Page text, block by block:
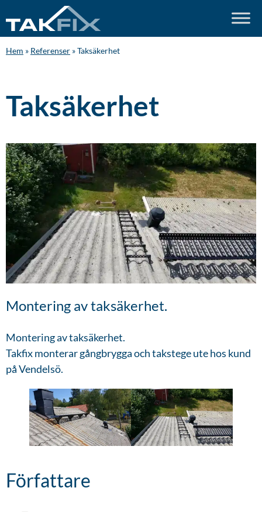
Hem » Referenser »Taksäkerhet
Taksäkerhet
Montering av taksäkerhet.
Montering av taksäkerhet.
Takfix monterar gångbrygga och takstege ute hos kund
på Vendelsö.
Författare